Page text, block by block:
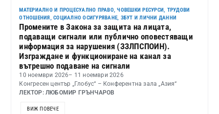
МАТЕРИАЛНО И ПРОЦЕСУАЛНО ПРАВО,ЧОВЕШКИ РЕСУРСИ, ТРУДОВИ
ОТНОШЕНИЯ, СОЦИАЛНО ОСИГУРЯВАНЕ, ЗБУТ И ЛИЧНИ ДАННИ
Промените в Закона за защита на лицата,
подаващи сигнали или публично оповестяващи
информация за нарушения (ЗЗЛПСПОИН).
Изграждане и функциониране на канал за
вътрешно подаване на сигнали
10 ноември 2026– 11 ноември 2026
Конгресен център „Глобус“ – Конферентна зала „Азия“
ЛЕКТОР: ЛЮБОМИР ГРЪНЧАРОВ
ВИЖ ПОВЕЧЕ